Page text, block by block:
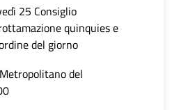
25 Consiglio
quinquies e
del giorno
del